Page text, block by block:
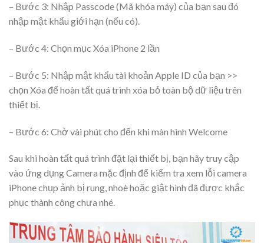
– Bước 3: Nhập Passcode (Mã khóa máy) của bạn sau đó
nhập mật khẩu giới hạn (nếu có).
– Bước 4: Chọn mục Xóa iPhone 2 lần
– Bước 5: Nhập mật khẩu tài khoản Apple ID của bạn >>
chọn Xóa để hoàn tất quá trình xóa bỏ toàn bộ dữ liệu trên
thiết bị.
– Bước 6: Chờ vài phút cho đến khi màn hình Welcome
Sau khi hoàn tất quá trình đặt lại thiết bị, bạn hãy truy cập
vào ứng dụng Camera mặc định để kiểm tra xem lỗi camera
iPhone chụp ảnh bị rung, nhoè hoặc giật hình đã được khắc
phục thành công chưa nhé.